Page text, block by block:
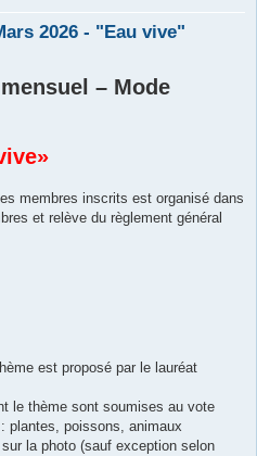
2026 - "Eau vive"
– Mode
membres inscrits est organisé dans
et relève du règlement général
est proposé par le lauréat
le thème sont soumises au vote
plantes, poissons, animaux
la photo (sauf exception selon